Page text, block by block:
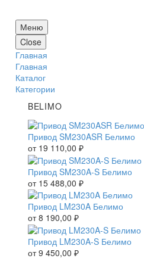
Меню
Close
Главная
Главная
Каталог
Категории
BELIMO
Привод SM230ASR Белимо
от 19 110,00 ₽
Привод SM230A-S Белимо
от 15 488,00 ₽
Привод LM230A Белимо
от8 190,00 ₽
Привод LM230A-S Белимо
от9 450,00 ₽